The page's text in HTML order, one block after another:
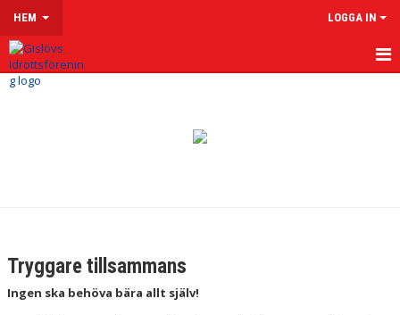
HEM LOGGA IN
HEM
KALENDER
Tryggare tillsammans
Ingen ska behöva bära allt själv!